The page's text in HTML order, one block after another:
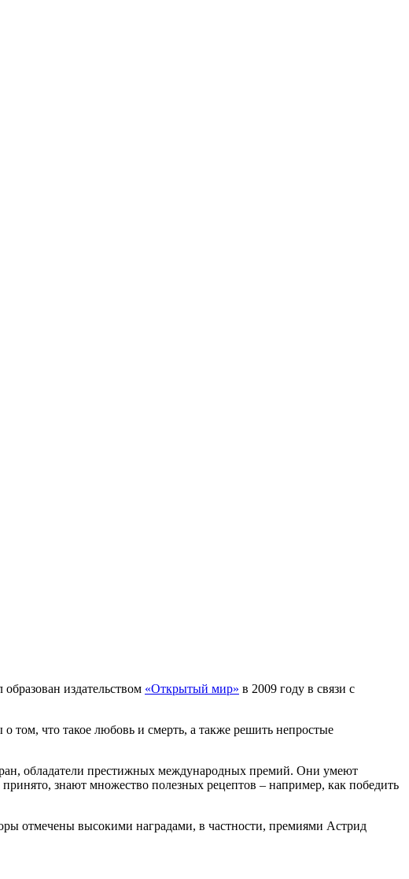
издательством «Открытый мир» в 2009 году в связи с
что такое любовь и смерть, а также решить непростые
обладатели престижных международных премий. Они умеют
знают множество полезных рецептов – например, как победить
отмечены высокими наградами, в частности, премиями Астрид